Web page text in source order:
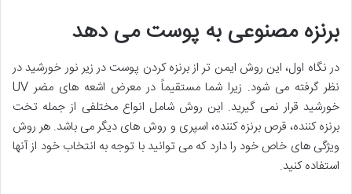
برنزه مصنوعی به پوست می دهد
در نگاه اول، این روش ایمن تر از برنزه کردن پوست در زیر نور خورشید در
نظر گرفته می شود. زیرا شما مستقیماً در معرض اشعه های مضر UV
خورشید قرار نمی گیرید. این روش شامل انواع مختلفی از جمله تخت
برنزه کننده، قرص برنزه کننده، اسپری و روش های دیگر می باشد. هر روش
ویژگی های خاص خود را دارد که می توانید با توجه به انتخاب خود از آنها
استفاده کنید.